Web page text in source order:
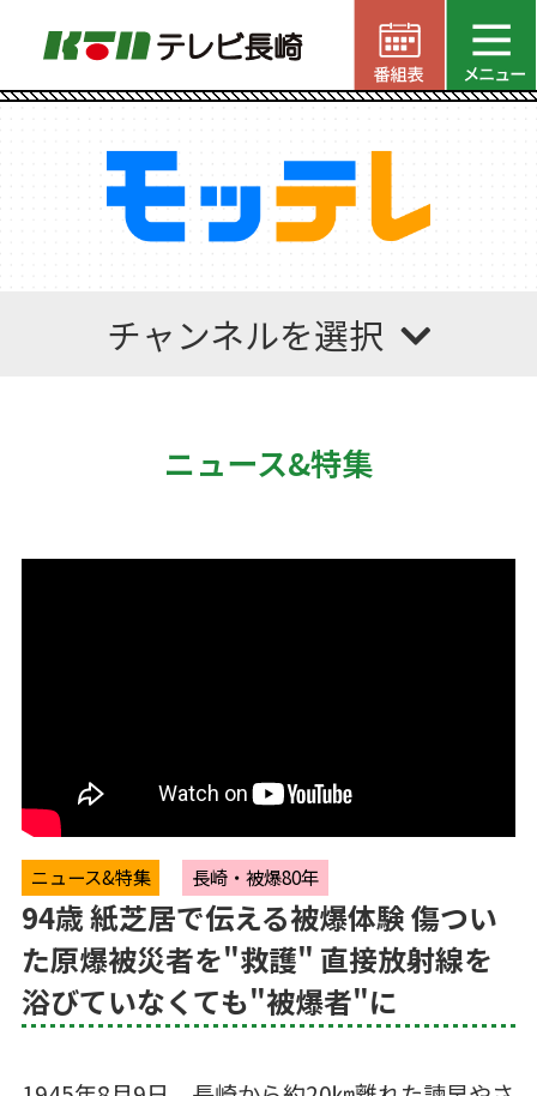
チャンネルを選択
ニュース&特集
ニュース&特集 長崎・被爆80年
94歳 紙芝居で伝える被爆体験 傷つい
た原爆被災者を"救護" 直接放射線を
浴びていなくても"被爆者"に